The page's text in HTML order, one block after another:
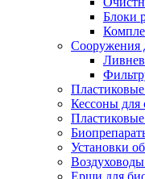
Блоки
Сооружения
Кессоны для
Установки
Ерши для